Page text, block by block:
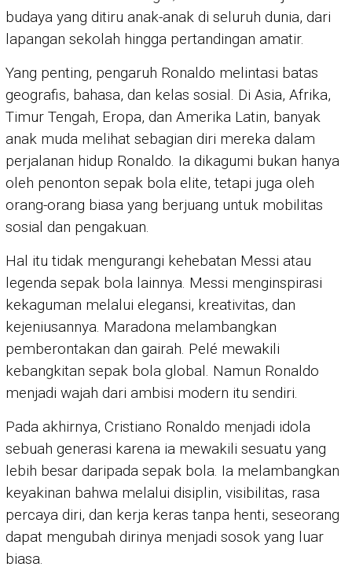
budaya yang ditiru anak-anak di seluruh dunia, dari
lapangan sekolah hingga pertandingan amatir.
Yang penting, pengaruh Ronaldo melintasi batas
geografis, bahasa, dan kelas sosial. Di Asia, Afrika,
Timur Tengah, Eropa, dan Amerika Latin, banyak
anak muda melihat sebagian diri mereka dalam
perjalanan hidup Ronaldo. Ia dikagumi bukan hanya
oleh penonton sepak bola elite, tetapi juga oleh
orang-orang biasa yang berjuang untuk mobilitas
sosial dan pengakuan.
Hal itu tidak mengurangi kehebatan Messi atau
legenda sepak bola lainnya. Messi menginspirasi
kekaguman melalui elegansi, kreativitas, dan
kejeniusannya. Maradona melambangkan
pemberontakan dan gairah. Pelé mewakili
kebangkitan sepak bola global. Namun Ronaldo
menjadi wajah dari ambisi modern itu sendiri.
Pada akhirnya, Cristiano Ronaldo menjadi idola
sebuah generasi karena ia mewakili sesuatu yang
lebih besar daripada sepak bola. Ia melambangkan
keyakinan bahwa melalui disiplin, visibilitas, rasa
percaya diri, dan kerja keras tanpa henti, seseorang
dapat mengubah dirinya menjadi sosok yang luar
biasa.